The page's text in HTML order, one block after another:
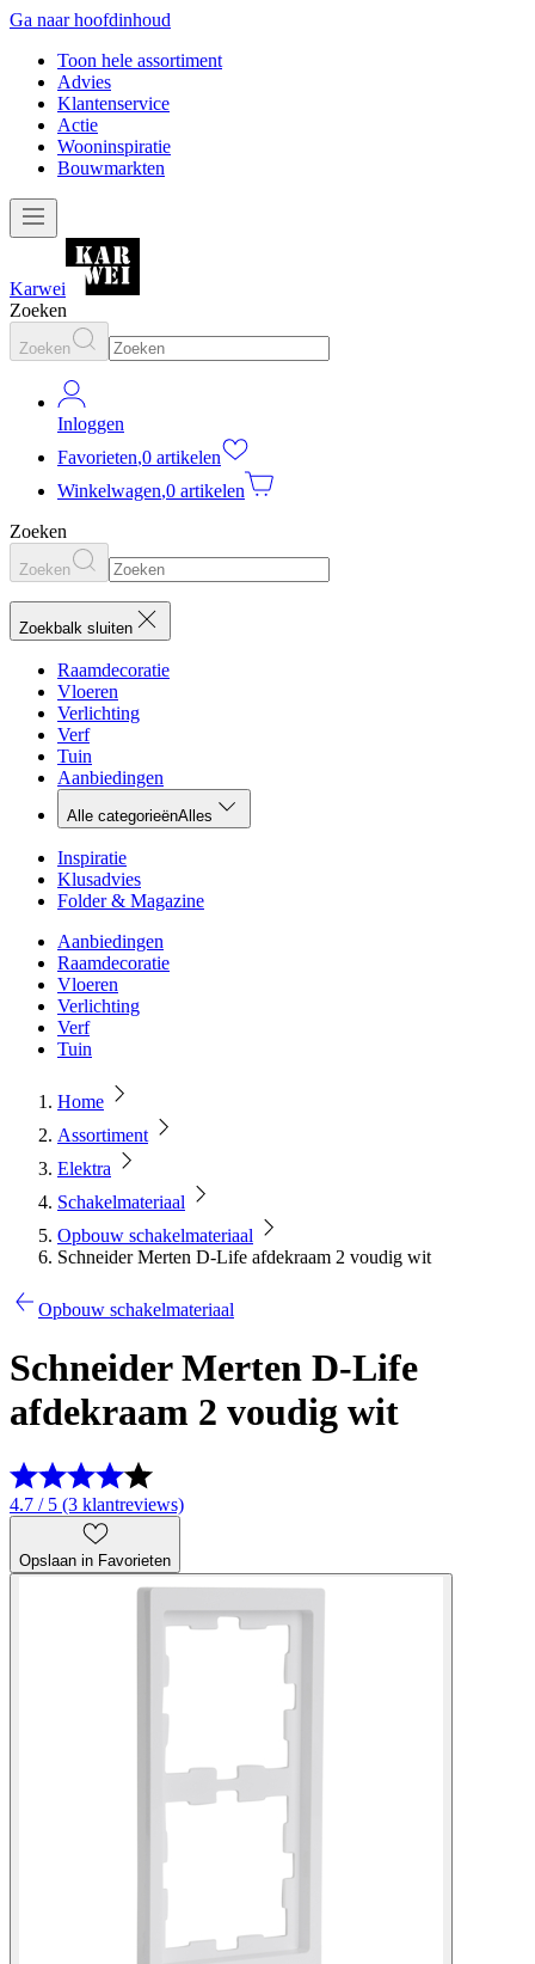
Ga naar hoofdinhoud
Toon hele assortiment
Advies
Klantenservice
Actie
Wooninspiratie
Bouwmarkten
Karwei
Zoeken
Zoeken
Inloggen
Favorieten,0 artikelen
Winkelwagen,0 artikelen
Zoeken
Zoeken
Zoekbalk sluiten
Raamdecoratie
Vloeren
Verlichting
Verf
Tuin
Aanbiedingen
Alle categorieënAlles
Inspiratie
Klusadvies
Folder & Magazine
Aanbiedingen
Raamdecoratie
Vloeren
Verlichting
Verf
Tuin
Home
Assortiment
Elektra
Schakelmateriaal
Opbouw schakelmateriaal
Schneider Merten D-Life afdekraam 2 voudig wit
Opbouw schakelmateriaal
Schneider Merten D-Life
afdekraam 2 voudig wit
4.7 / 5 (3 klantreviews)
Opslaan in Favorieten